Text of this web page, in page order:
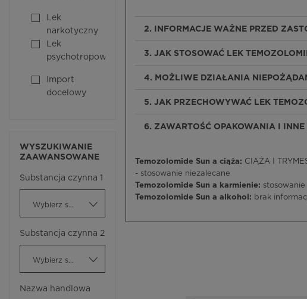
Lek
narkotyczny
Lek
psychotropowy
Import
docelowy
WYSZUKIWANIE
ZAAWANSOWANE
Substancja czynna 1
Substancja czynna 2
Nazwa handlowa
2. INFORMACJE WAŻNE PRZED
3. JAK STOSOWAĆ LEK
4. MOŻLIWE DZIAŁANIA
5. JAK PRZECHOWYWAĆ LEK
6. ZAWARTOŚĆ OPAKOWANIA I INNE
Temozolomide Sun a ciąża: CIĄŻA I
- stosowanie niezalecane
Temozolomide Sun a karmienie:
Temozolomide Sun a alkohol: brak